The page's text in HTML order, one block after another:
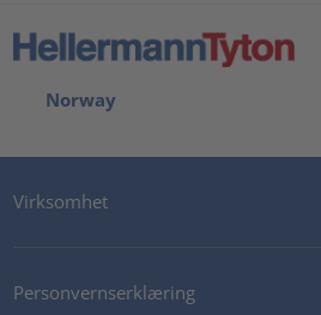
Norway
Virksomhet
Personvernserklæring